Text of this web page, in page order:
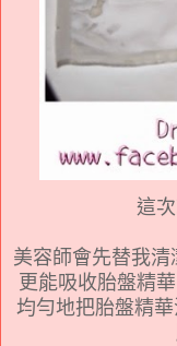
這
美容師會先替我
更能吸收胎盤精
均勻地把胎盤精